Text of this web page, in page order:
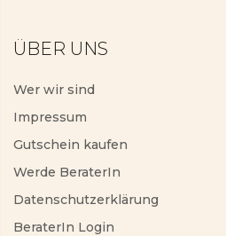
ÜBER UNS
Wer wir sind
Impressum
Gutschein kaufen
Werde BeraterIn
Datenschutzerklärung
BeraterIn Login